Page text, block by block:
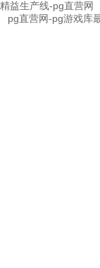
精益生产线-pg直营网
pg直营网-pg游戏库